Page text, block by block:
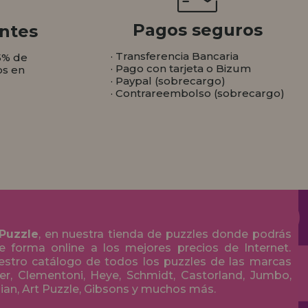
de
en
Pagos seguros
· Transferencia Bancaria
· Pago con tarjeta o Bizum
· Paypal (sobrecargo)
· Contrareembolso (sobrecargo)
, en nuestra tienda de puzzles donde podrás
forma online a los mejores precios de Internet.
catálogo de todos los puzzles de las marcas
Clementoni, Heye, Schmidt, Castorland, Jumbo,
Art Puzzle, Gibsons y muchos más.